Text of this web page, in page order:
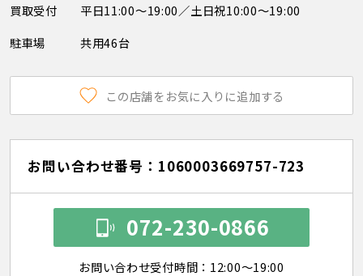
買取受付
平日11:00～19:00／土日祝10:00～19:00
駐車場
共用46台
この店舗をお気に入りに追加する
お問い合わせ番号：1060003669757-723
072-230-0866
お問い合わせ受付時間：12:00～19:00